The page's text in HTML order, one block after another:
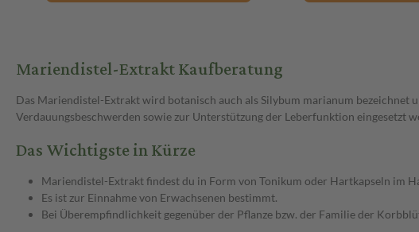
Mariendistel-Extrakt Kaufberatung
Das Mariendistel-Extrakt wird botanisch auch als Silybum marianum bezeichnet
Verdauungsbeschwerden sowie zur Unterstützung der Leberfunktion eingesetzt
Das Wichtigste in Kürze
Mariendistel-Extrakt findest du in Form von Tonikum oder Hartkapseln im
Es ist zur Einnahme von Erwachsenen bestimmt.
Bei Überempfindlichkeit gegenüber der Pflanze bzw. der Familie der